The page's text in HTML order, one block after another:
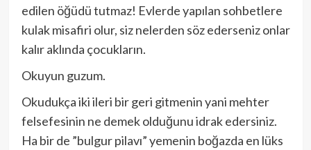
edilen öğüdü tutmaz! Evlerde yapılan sohbetlere
kulak misafiri olur, siz nelerden söz ederseniz onlar
kalır aklında çocukların.
Okuyun guzum.
Okudukça iki ileri bir geri gitmenin yani mehter
felsefesinin ne demek olduğunu idrak edersiniz.
Ha bir de ”bulgur pilavı” yemenin boğazda en lüks